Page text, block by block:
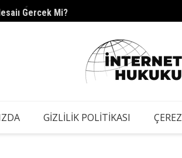
Gerçek Mi?
GIZLILIK POLITIKASI